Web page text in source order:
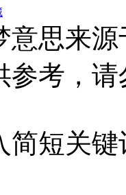
意思来
参考，
短关键